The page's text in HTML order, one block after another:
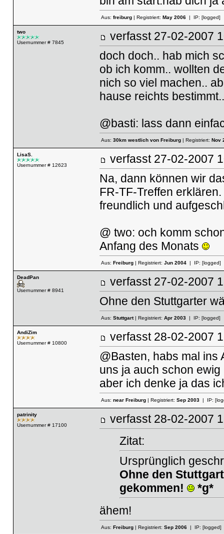
Aus: freiburg| Registriert: May 2006| IP: [logged]
two
Usernummer # 7845
verfasst 27-02-
doch doch.. hab mich
ob ich komm.. wollten
nich so viel machen..
hause reichts
@basti: lass dann
Aus: 30km westlich von Freiburg| Registriert: Nov
LisaS.
Usernummer # 12623
verfasst 27-02-
Na, dann können wir
FR-TF-Treffen
freundlich und
@ two: och komm
Anfang des Monats
Aus: Freiburg| Registriert: Jun 2004| IP: [logged]
DeadPan
Usernummer # 8941
verfasst 27-02-
Ohne den Stuttgarter
Aus: Stuttgart| Registriert: Apr 2003| IP: [logged]
AndiZim
Usernummer # 10800
verfasst 28-02-
@Basten, habs mal ins
uns ja auch schon
aber ich denke ja das
Aus: near Freiburg| Registriert: Sep 2003| IP:
patrinity
Usernummer # 17100
verfasst 28-02-
Zitat:
Ursprünglich
Ohne den
gekommen!
*g*
ähem!
Aus: Freiburg| Registriert: Sep 2006| IP: [logged]